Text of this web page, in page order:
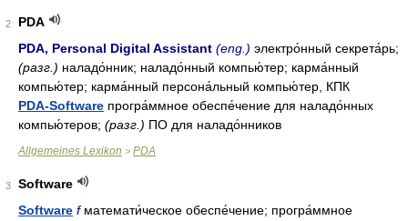
2
PDA
PDA, Personal Digital Assistant (eng.) электро́нный секрета́рь;
(разг.) наладо́нник; наладо́нный компью́тер; карма́нный
компью́тер; карма́нный персона́льный компью́тер, КПК
PDA-Software програ́ммное обеспе́чение для наладо́нных
компью́теров; (разг.) ПО для наладо́нников
Allgemeines Lexikon > PDA
3
Software
Software fматемати́ческое обеспе́чение; програ́ммное